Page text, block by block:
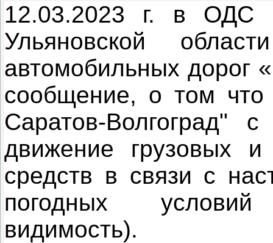
12.03.2023 г. в
Ульяновской
автомобильных дорог
сообщение, о том
Саратов-Волгоград"
движение грузовых
средств в связи с
погодных
видимость).